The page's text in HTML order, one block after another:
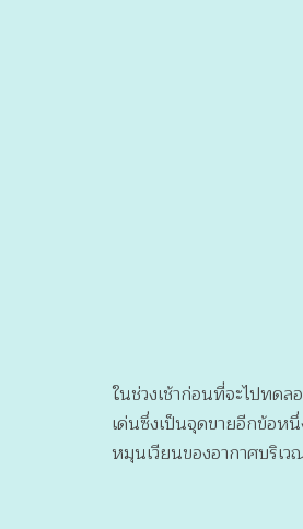
ในช่วงเช้าก่อนที่จะไปทด
เด่นซึ่งเป็นจุดขายอีกข้อห
หมุนเวียนของอากาศบริเ